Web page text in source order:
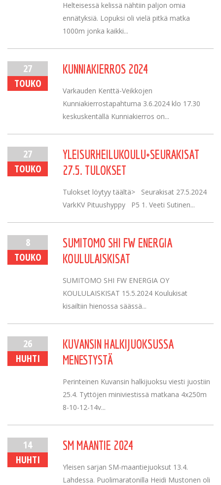
Helteisessä kelissä nähtiin paljon omia
ennätyksiä. Lopuksi oli vielä pitkä matka
1000m jonka kaikki...
27
TOUKO
KUNNIAKIERROS 2024
Varkauden Kenttä-Veikkojen
Kunniakierrostapahtuma 3.6.2024 klo 17.30
keskuskentällä Kunniakierros on...
27
TOUKO
YLEISURHEILUKOULU+SEURAKISAT
27.5. TULOKSET
Tulokset löytyy täältä> Seurakisat 27.5.2024
VarkKV Pituushyppy P5 1. Veeti Sutinen...
8
TOUKO
SUMITOMO SHI FW ENERGIA
KOULULAISKISAT
SUMITOMO SHI FW ENERGIA OY
KOULULAISKISAT 15.5.2024 Koulukisat
kisailtiin hienossa säässä...
26
HUHTI
KUVANSIN HALKIJUOKSUSSA
MENESTYSTÄ
Perinteinen Kuvansin halkijuoksu viesti juostiin
25.4. Tyttöjen miniviestissä matkana 4x250m
8-10-12-14v...
14
HUHTI
SM MAANTIE 2024
Yleisen sarjan SM-maantiejuoksut 13.4.
Lahdessa. Puolimaratonilla Heidi Mustonen oli